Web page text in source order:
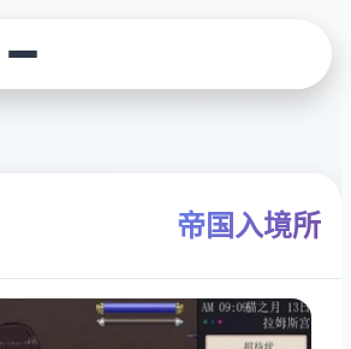
帝国入境所